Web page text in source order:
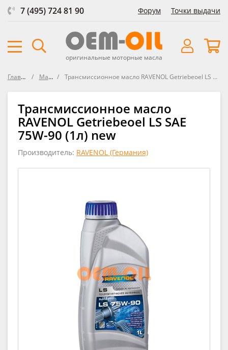
7 (495) 724 81 90 Форум Точки выдачи
оригинальные моторные масла
Главная Масла Трансмиссионное масло RAVENOL Getriebeoel LS SAE 75W-90 new
Трансмиссионное масло
RAVENOL Getriebeoel LS SAE
75W-90 (1л) new
Производитель: RAVENOL (Германия)